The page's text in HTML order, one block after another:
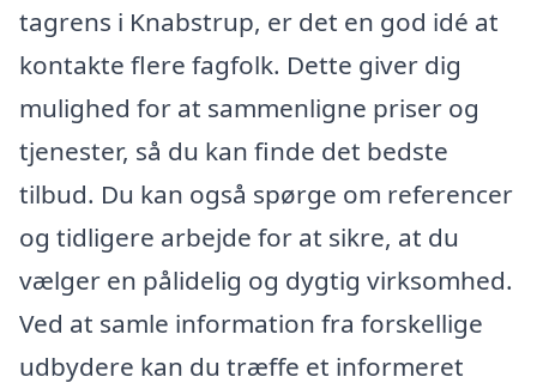
tagrens i Knabstrup, er det en god idé at
kontakte flere fagfolk. Dette giver dig
mulighed for at sammenligne priser og
tjenester, så du kan finde det bedste
tilbud. Du kan også spørge om referencer
og tidligere arbejde for at sikre, at du
vælger en pålidelig og dygtig virksomhed.
Ved at samle information fra forskellige
udbydere kan du træffe et informeret